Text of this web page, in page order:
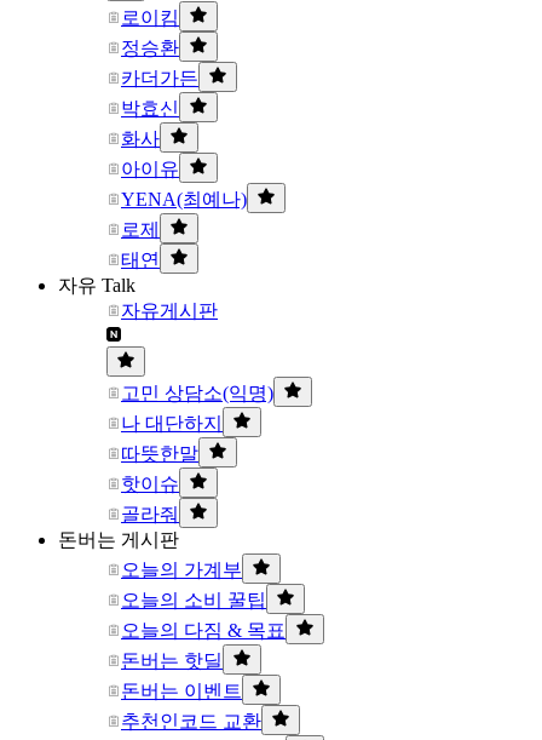
로이킴
정승환
카더가든
박효신
화사
아이유
YENA(최예나)
로제
태연
자유 Talk
자유게시판
고민 상담소(익명)
나 대단하지
따뜻한말
핫이슈
골라줘
돈버는 게시판
오늘의 가계부
오늘의 소비 꿀팁
오늘의 다짐 & 목표
돈버는 핫딜
돈버는 이벤트
추천인코드 교환